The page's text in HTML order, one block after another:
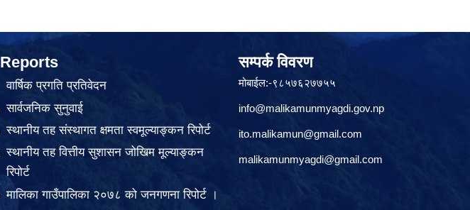
Reports
वार्षिक प्रगति प्रतिवेदन
सार्वजनिक सुनुवाई
स्थानीय तह संस्थागत क्षमता स्वमूल्याङ्कन रिपोर्ट
स्थानीय तह वित्तीय सुशासन जोखिम मूल्याङ्कन
रिपोर्ट
मालिका गाउँपालिका २०७८ को जनगणना रिपोर्ट ।
सम्पर्क विवरण
मोबाईल:-९८५७६२७७५५
info@malikamunmyagdi.gov.np
ito.malikamun@gmail.com
malikamunmyagdi@gmail.com